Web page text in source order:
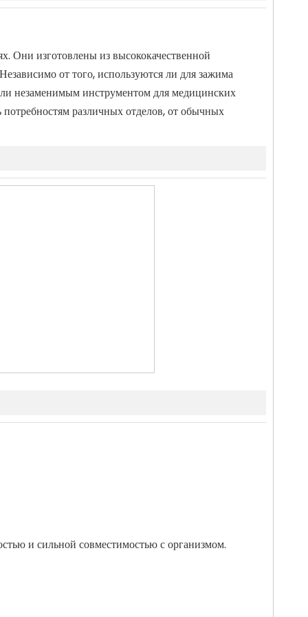
изготовлены из высококачественной
от того, используются ли для зажима
незаменимым инструментом для медицинских
различных отделов, от обычных
и сильной совместимостью с организмом.